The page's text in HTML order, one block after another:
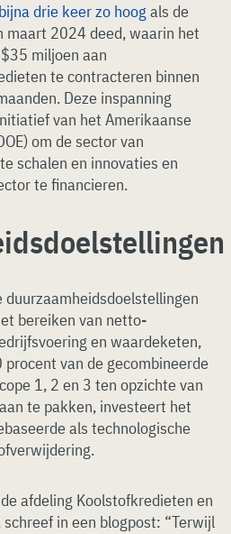
bijna drie keer zo hoogals de
maart 2024 deed, waarin het
miljoen aan
te contracteren binnen
Deze inspanning
van het Amerikaanse
om de sector van
schalen en innovaties en
te financieren.
bereiken van netto-
en waardeketen,
van de gecombineerde
1, 2 en 3 ten opzichte van
te pakken, investeert het
als technologische
afdeling Koolstofkredieten en
in een blogpost: “Terwijl